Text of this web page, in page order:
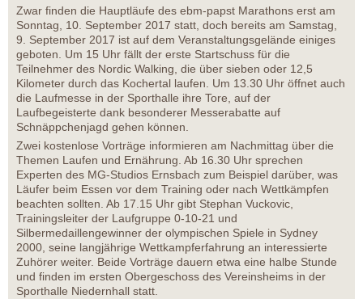
Zwar finden die Hauptläufe des ebm-papst Marathons erst am
Sonntag, 10. September 2017 statt, doch bereits am Samstag,
9. September 2017 ist auf dem Veranstaltungsgelände einiges
geboten. Um 15 Uhr fällt der erste Startschuss für die
Teilnehmer des Nordic Walking, die über sieben oder 12,5
Kilometer durch das Kochertal laufen. Um 13.30 Uhr öffnet auch
die Laufmesse in der Sporthalle ihre Tore, auf der
Laufbegeisterte dank besonderer Messerabatte auf
Schnäppchenjagd gehen können.
Zwei kostenlose Vorträge informieren am Nachmittag über die
Themen Laufen und Ernährung. Ab 16.30 Uhr sprechen
Experten des MG-Studios Ernsbach zum Beispiel darüber, was
Läufer beim Essen vor dem Training oder nach Wettkämpfen
beachten sollten. Ab 17.15 Uhr gibt Stephan Vuckovic,
Trainingsleiter der Laufgruppe 0-10-21 und
Silbermedaillengewinner der olympischen Spiele in Sydney
2000, seine langjährige Wettkampferfahrung an interessierte
Zuhörer weiter. Beide Vorträge dauern etwa eine halbe Stunde
und finden im ersten Obergeschoss des Vereinsheims in der
Sporthalle Niedernhall statt.